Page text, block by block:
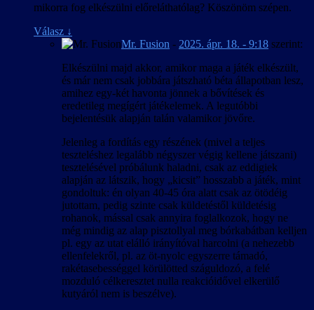
mikorra fog elkészülni előreláthatólag? Köszönöm szépen.
Válasz ↓
Mr. Fusion - 2025. ápr. 18. - 9:18 szerint:
Elkészülni majd akkor, amikor maga a játék elkészült,
és már nem csak jobbára játszható béta állapotban lesz,
amihez egy-két havonta jönnek a bővítések és
eredetileg megígért játékelemek. A legutóbbi
bejelentésük alapján talán valamikor jövőre.
Jelenleg a fordítás egy részének (mivel a teljes
teszteléshez legalább négyszer végig kellene játszani)
tesztelésével próbálunk haladni, csak az eddigiek
alapján az látszik, hogy „kicsit” hosszabb a játék, mint
gondoltuk: én olyan 40-45 óra alatt csak az ötödéig
jutottam, pedig szinte csak küldetéstől küldetésig
rohanok, mással csak annyira foglalkozok, hogy ne
még mindig az alap pisztollyal meg bórkabátban kelljen
pl. egy az utat elálló irányítóval harcolni (a nehezebb
ellenfelekről, pl. az öt-nyolc egyszerre támadó,
rakétasebességgel körülötted száguldozó, a felé
mozduló célkeresztet nulla reakcióidővel elkerülő
kutyáról nem is beszélve).